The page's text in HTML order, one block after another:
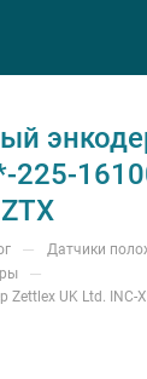
225-
— Датчики
—
UK Ltd. INC-